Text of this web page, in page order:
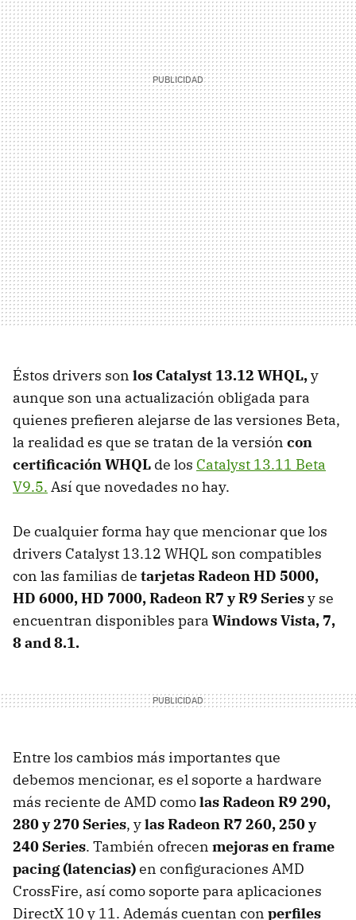
Éstos drivers son los Catalyst 13.12 WHQL,y
aunque son una actualización obligada para
quienes prefieren alejarse de las versiones Beta,
la realidad es que se tratan de la versión con
certificación WHQL de los Catalyst 13.11 Beta
V9.5. Así que novedades no hay.
De cualquier forma hay que mencionar que los
drivers Catalyst 13.12 WHQL son compatibles
con las familias de tarjetas Radeon HD 5000,
HD 6000, HD 7000, Radeon R7 y R9 Seriesy se
encuentran disponibles para Windows Vista, 7,
8 and 8.1.
Entre los cambios más importantes que
debemos mencionar, es el soporte a hardware
más reciente de AMD comolas Radeon R9 290,
280 y 270 Series, ylas Radeon R7 260, 250 y
240 Series. También ofrecen mejoras en frame
pacing (latencias)en configuraciones AMD
CrossFire, así como soporte para aplicaciones
DirectX 10 y 11. Además cuentan con perfiles